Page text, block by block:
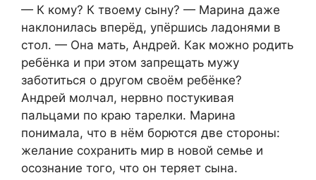
— К кому? К твоему сыну? — Марина даже
наклонилась вперёд, упёршись ладонями в
стол. — Она мать, Андрей. Как можно родить
ребёнка и при этом запрещать мужу
заботиться о другом своём ребёнке?
Андрей молчал, нервно постукивая
пальцами по краю тарелки. Марина
понимала, что в нём борются две стороны:
желание сохранить мир в новой семье и
осознание того, что он теряет сына.